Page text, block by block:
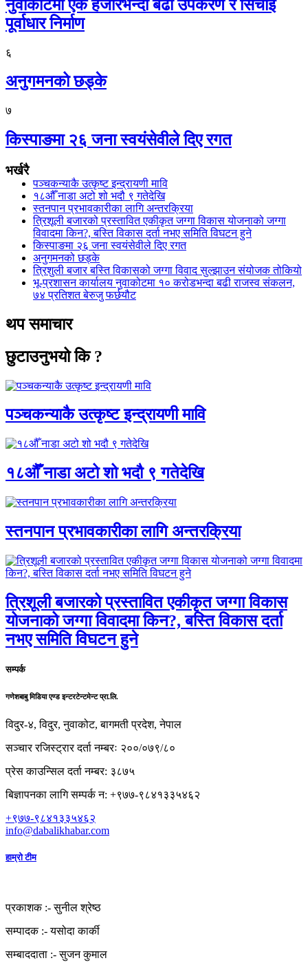
नुवाकोटमा एक हजारभन्दा बढी उपकरण र सिँचाइ
पूर्वाधार निर्माण
६
अनुगमनको छड्के
७
किस्पाङमा २६ जना स्वयंसेवीले दिए रगत
भर्खरै
पञ्चकन्याकै उत्कृष्ट इन्द्रायणी मावि
१८औँ नाडा अटो शो भदौ ९ गतेदेखि
स्तनपान प्रभावकारीका लागि अन्तरक्रिया
त्रिशूली बजारको प्रस्तावित एकीकृत जग्गा विकास योजनाको जग्गा
विवादमा किन?, बस्ति विकास दर्ता नभए समिति विघटन हुने
किस्पाङमा २६ जना स्वयंसेवीले दिए रगत
अनुगमनको छड्के
त्रिशुली बजार बस्ति विकासको जग्गा विवाद सुल्झाउन संयोजक तोकियो
भू-प्रशासन कार्यालय नुवाकोटमा १० करोडभन्दा बढी राजस्व संकलन,
७४ प्रतिशत बेरुजु फर्छयौट
थप समाचार
छुटाउनुभयो कि ?
पञ्चकन्याकै उत्कृष्ट इन्द्रायणी मावि
१८औँ नाडा अटो शो भदौ ९ गतेदेखि
स्तनपान प्रभावकारीका लागि अन्तरक्रिया
त्रिशूली बजारको प्रस्तावित एकीकृत जग्गा विकास
योजनाको जग्गा विवादमा किन?, बस्ति विकास दर्ता
नभए समिति विघटन हुने
सम्पर्क
गणेशबाबु मिडिया एण्ड इन्टरटेन्टमेन्ट प्रा.लि.
विदुर-४, विदुर, नुवाकोट, बागमती प्रदेश, नेपाल
सञ्चार रजिस्ट्रार दर्ता नम्बरः २००/०७९/८०
प्रेस काउन्सिल दर्ता नम्बर: ३८७५
बिज्ञापनका लागि सम्पर्क न: +९७७-९८४१३३५४६२
+९७७-९८४१३३५४६२
info@dabalikhabar.com
हाम्रो टीम
प्रकाशक :-सुनील श्रेष्ठ
सम्पादक :-यसोदा कार्की
सम्बाददाता :-सुजन कुमाल